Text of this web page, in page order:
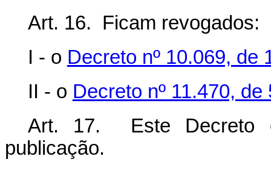
Art. 16. Ficam revogados:
I - o Decreto nº 10.069, de
II - o Decreto nº 11.470,
Art. 17. Este Decreto
publicação.